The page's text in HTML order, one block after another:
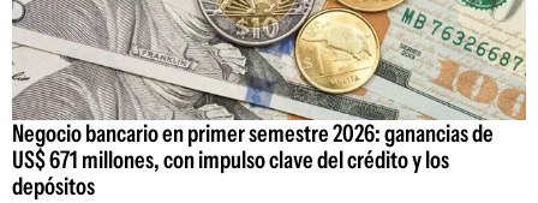
Negocio bancario en primer semestre 2026: ganancias de
US$ 671 millones, con impulso clave del crédito y los
depósitos